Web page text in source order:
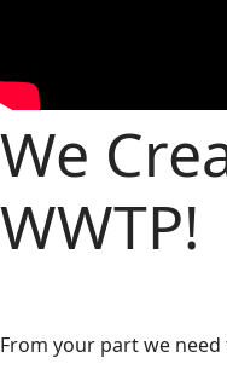
We
WWTP!
From your part we